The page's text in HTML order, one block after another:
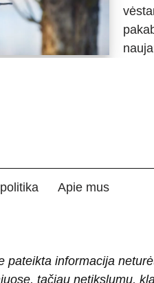
Apie mus
pateikta informacija
tačiau netikslumų,